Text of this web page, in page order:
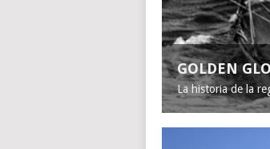
GOLDEN
La historia de la